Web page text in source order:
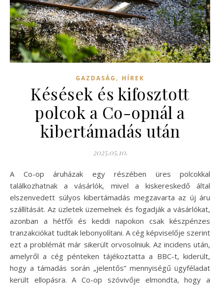
GAZDASÁG , HÍREK
Késések és kifosztott
polcok a Co-opnál a
kibertámadás után
2025.05.10.
A Co-op áruházak egy részében üres polcokkal
találkozhatnak a vásárlók, mivel a kiskereskedő által
elszenvedett súlyos kibertámadás megzavarta az új áru
szállítását. Az üzletek üzemelnek és fogadják a vásárlókat,
azonban a hétfői és keddi napokon csak készpénzes
tranzakciókat tudtak lebonyolítani. A cég képviselője szerint
ezt a problémát már sikerült orvosolniuk. Az incidens után,
amelyről a cég pénteken tájékoztatta a BBC-t, kiderült,
hogy a támadás során „jelentős” mennyiségű ügyféladat
került ellopásra. A Co-op szóvivője elmondta, hogy a